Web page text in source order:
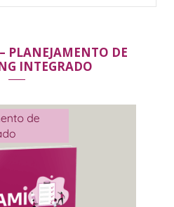
PLANEJAMENTO DE
INTEGRADO